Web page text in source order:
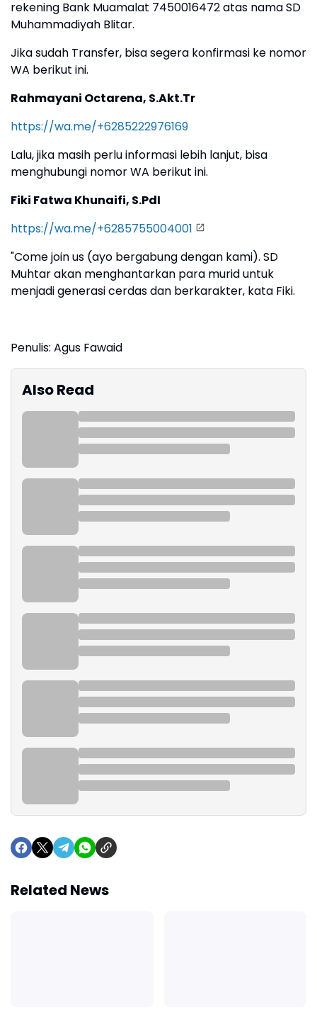
rekening Bank Muamalat 7450016472 atas nama SD
Muhammadiyah Blitar.
Jika sudah Transfer, bisa segera konfirmasi ke nomor
WA berikut ini.
Rahmayani Octarena, S.Akt.Tr
https://wa.me/+6285222976169
Lalu, jika masih perlu informasi lebih lanjut, bisa
menghubungi nomor WA berikut ini.
Fiki Fatwa Khunaifi, S.PdI
https://wa.me/+6285755004001
"Come join us (ayo bergabung dengan kami). SD
Muhtar akan menghantarkan para murid untuk
menjadi generasi cerdas dan berkarakter, kata Fiki.
Penulis: Agus Fawaid
Also Read
Related News